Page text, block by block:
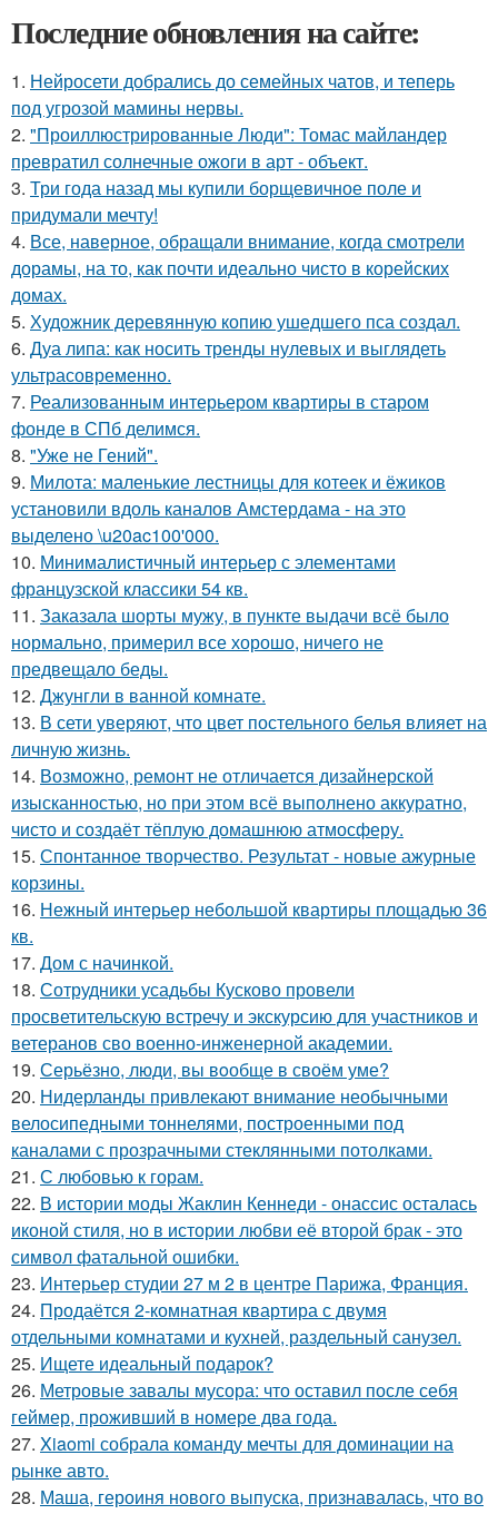
Последние обновления на сайте:
1. Нейросети добрались до семейных чатов, и теперь
под угрозой мамины нервы.
2. "Проиллюстрированные Люди": Томас майландер
превратил солнечные ожоги в арт - объект.
3. Три года назад мы купили борщевичное поле и
придумали мечту!
4. Все, наверное, обращали внимание, когда смотрели
дорамы, на то, как почти идеально чисто в корейских
домах.
5. Художник деревянную копию ушедшего пса создал.
6. Дуа липа: как носить тренды нулевых и выглядеть
ультрасовременно.
7. Реализованным интерьером квартиры в старом
фонде в СПб делимся.
8. "Уже не Гений".
9. Милота: маленькие лестницы для котеек и ёжиков
установили вдоль каналов Амстердама - на это
выделено \u20ac100'000.
10. Минималистичный интерьер с элементами
французской классики 54 кв.
11. Заказала шорты мужу, в пункте выдачи всё было
нормально, примерил все хорошо, ничего не
предвещало беды.
12. Джунгли в ванной комнате.
13. В сети уверяют, что цвет постельного белья влияет на
личную жизнь.
14. Возможно, ремонт не отличается дизайнерской
изысканностью, но при этом всё выполнено аккуратно,
чисто и создаёт тёплую домашнюю атмосферу.
15. Спонтанное творчество. Результат - новые ажурные
корзины.
16. Нежный интерьер небольшой квартиры площадью 36
кв.
17. Дом с начинкой.
18. Сотрудники усадьбы Кусково провели
просветительскую встречу и экскурсию для участников и
ветеранов сво военно-инженерной академии.
19. Серьёзно, люди, вы вoобще в своём уме?
20. Нидерланды привлекают внимание необычными
велосипедными тоннелями, построенными под
каналами с прозрачными стеклянными потолками.
21. С любовью к горам.
22. В истории моды Жаклин Кеннеди - онассис осталась
иконой стиля, но в истории любви её второй брак - это
символ фатальной ошибки.
23. Интерьер студии 27 м 2 в центре Парижа, Франция.
24. Продаётся 2-комнатная квартира с двумя
отдельными комнатами и кухней, раздельный санузел.
25. Ищете идеальный подарок?
26. Метровые завалы мусора: что оставил после себя
геймер, проживший в номере два года.
27. Xiaomi собрала команду мечты для доминации на
рынке авто.
28. Маша, героиня нового выпуска, признавалась, что во